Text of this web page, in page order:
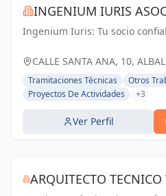
INGENIUM IURIS
Ingenium Iuris: Tu socio
Soluciones profesionales para
CALLE SANTA ANA, 10,
Tramitaciones Técnicas
Otros
Proyectos De Actividades
+3
Ver Perfil
ARQUITECTO TECNICO